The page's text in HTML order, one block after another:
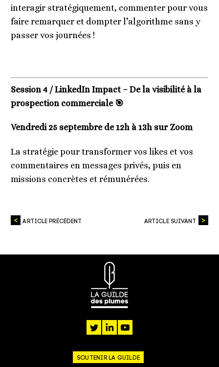
interagir stratégiquement, commenter pour vous
faire remarquer et dompter l’algorithme sans y
passer vos journées !
Session 4 / LinkedIn Impact – De la visibilité à la
prospection commerciale 🎯
Vendredi 25 septembre de 12h à 13h sur Zoom
La stratégie pour transformer vos likes et vos
commentaires en messages privés, puis en
missions concrètes et rémunérées.
ARTICLE PRÉCÉDENT ARTICLE SUIVANT
twitterlinkedin
SOUTENIR LA GUILDE